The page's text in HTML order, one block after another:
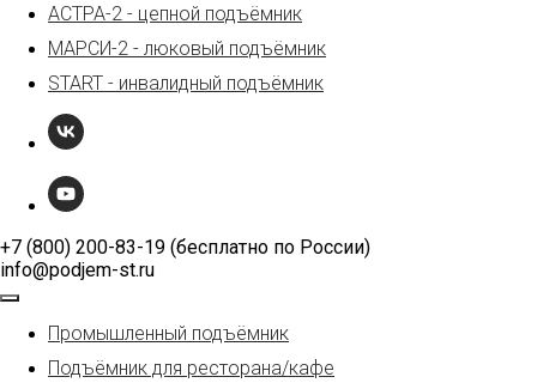
АСТРА-2 - цепной подъёмник
МАРСИ-2 - люковый подъёмник
START - инвалидный подъёмник
+7 (800) 200-83-19 (бесплатно по России)
info@podjem-st.ru
Промышленный подъёмник
Подъёмник для ресторана/кафе